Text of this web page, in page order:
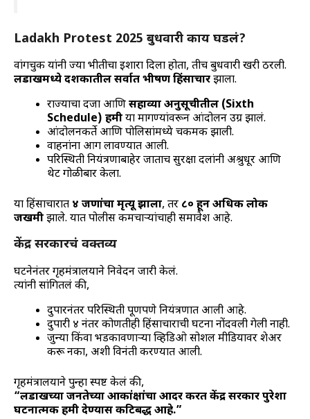
Ladakh Protest 2025 बुधवारी काय घडलं?
वांगचुक यांनी ज्या भीतीचा इशारा दिला होता, तीच बुधवारी खरी ठरली.
लडाखमध्ये दशकातील सर्वात भीषण हिंसाचारझाला.
राज्याचा दर्जा आणिसहाव्या अनुसूचीतील (Sixth
Schedule) हमीया मागण्यांवरून आंदोलन उग्र झालं.
आंदोलनकर्ते आणि पोलिसांमध्ये चकमक झाली.
वाहनांना आग लावण्यात आली.
परिस्थिती नियंत्रणाबाहेर जाताच सुरक्षा दलांनी अश्रुधूर आणि
थेट गोळीबार केला.
या हिंसाचारात ४ जणांचा मृत्यू झाला, तर ८० हून अधिक लोक
जखमीझाले. यात पोलीस कर्मचाऱ्यांचाही समावेश आहे.
केंद्र सरकारचं वक्तव्य
घटनेनंतर गृहमंत्रालयाने निवेदन जारी केलं.
त्यांनी सांगितलं की,
दुपारनंतर परिस्थिती पूर्णपणे नियंत्रणात आली आहे.
दुपारी ४ नंतर कोणतीही हिंसाचाराची घटना नोंदवली गेली नाही.
जुन्या किंवा भडकावणाऱ्या व्हिडिओ सोशल मीडियावर शेअर
करू नका, अशी विनंती करण्यात आली.
गृहमंत्रालयाने पुन्हा स्पष्ट केलं की,
“लडाखच्या जनतेच्या आकांक्षांचा आदर करत केंद्र सरकार पुरेशा
घटनात्मक हमी देण्यास कटिबद्ध आहे.”